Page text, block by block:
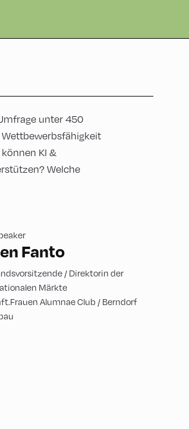
unter 450
KI &
Welche
Fanto
/ Direktorin der
Märkte
Alumnae Club / Berndorf